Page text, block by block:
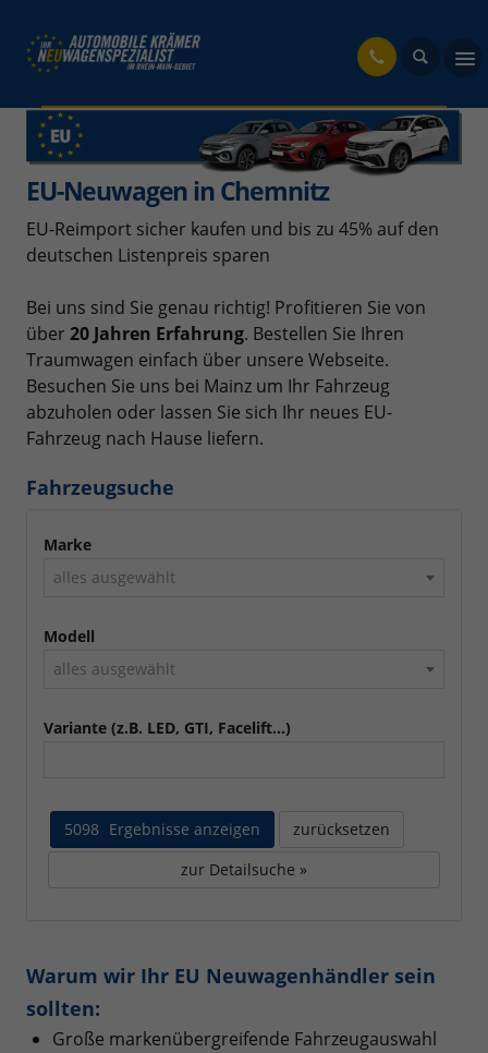
EU-Neuwagen in Chemnitz
EU-Reimport sicher kaufen und bis zu 45% auf den
deutschen Listenpreis sparen
Bei uns sind Sie genau richtig! Profitieren Sie von
über 20 Jahren Erfahrung. Bestellen Sie Ihren
Traumwagen einfach über unsere Webseite.
Besuchen Sie uns bei Mainz um Ihr Fahrzeug
abzuholen oder lassen Sie sich Ihr neues EU-
Fahrzeug nach Hause liefern.
Fahrzeugsuche
Marke
alles ausgewählt
Modell
alles ausgewählt
Variante (z.B. LED, GTI, Facelift...)
5098 Ergebnisse anzeigen
zurücksetzen
zur Detailsuche »
Warum wir Ihr EU Neuwagenhändler sein
sollten:
Große markenübergreifende Fahrzeugauswahl